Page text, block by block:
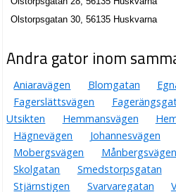
Olstorpsgatan 30, 56135 Huskvarna
Andra gator inom
Aniaravägen Blomgatan
Fagerslättsvägen
Utsikten
Hemmansvägen
Hägnevägen
Johannesvägen
Mobergsvägen
Månbergsvägen
Skolgatan
Smedstorpsgatan
Stjärnstigen
Svarvaregatan